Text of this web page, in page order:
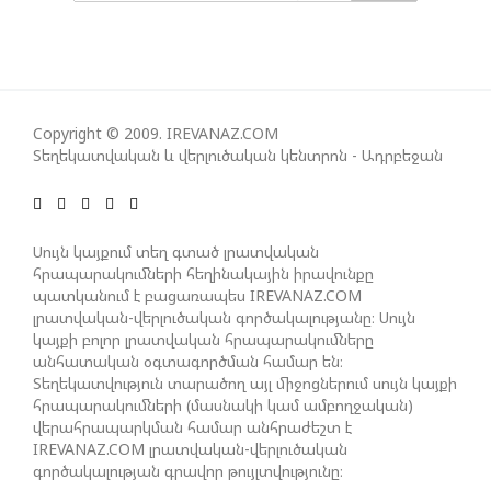
ԳՈՐԾՈՒՆԵՈՒԹՅՈՒՆ ԱԴՐԲԵՋԱՆՈՒՄ ԱՆՕՐԻՆԱԿԱՆ
Է ՃԱՆԱՉՎԵԼ
ՆԱԽԱԳԱՀ ԻԼՀԱՄ ԱԼԻԵՎԸ ՇՆՈՐՀԱՎՈՐԵԼ Է ԻՐ
ՄԱԼԴԻՎՑԻ ԳՈՐԾԸՆԿԵՐ ՄՈՀԱՄՄԵԴ ՄՈՒԻԶԱՅԻՆ.
«ՄԵՆՔ ԳՈՀ ԵՆՔ ԱԴՐԲԵՋԱՆԻ ԵՎ ՄԱԼԴԻՎՆԵՐԻ
ՄԻՋԵՎ ՀԱՐԱԲԵՐՈՒԹՅՈՒՆՆԵՐԻ ԴԻՆԱՄԻԿ
ԶԱՐԳԱՑՈՒՄԻՑ»
ՇԱՐՈՒՆԱԿՎՈՒՄ Է «ՄԵԾ ՎԵՐԱԴԱՐՁ» ԾՐԱԳՐԻ
ԻՐԱԿԱՆԱՑՈՒՄԸ
Copyright © 2009. IREVANAZ.COM
Տեղեկատվական և վերլուծական կենտրոն - Ադրբեջան
Սույն կայքում տեղ գտած լրատվական
հրապարակումների հեղինակային իրավունքը
պատկանում է բացառապես IREVANAZ.COM
լրատվական-վերլուծական գործակալությանը։ Սույն
կայքի բոլոր լրատվական հրապարակումները
անհատական օգտագործման համար են։
Տեղեկատվություն տարածող այլ միջոցներում սույն կայքի
հրապարակումների (մասնակի կամ ամբողջական)
վերահրապարկման համար անհրաժեշտ է
IREVANAZ.COM լրատվական-վերլուծական
գործակալության գրավոր թույլտվությունը։